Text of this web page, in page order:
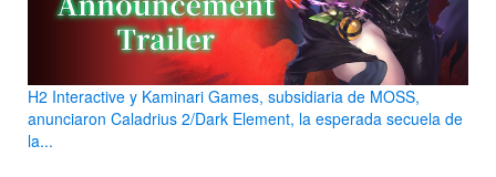
H2 Interactive y Kaminari Games, subsidiaria de MOSS,
anunciaron Caladrius 2/Dark Element, la esperada secuela de
la...